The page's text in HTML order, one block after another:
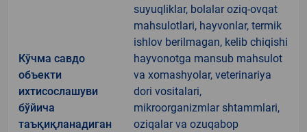
Кўчма савдо
объекти
ихтисослашуви
бўйича
таъқиқланадиган
suyuqliklar, bolalar oziq-ovqat
mahsulotlari, hayvonlar, termik
ishlov berilmagan, kelib chiqishi
hayvonotga mansub mahsulot
va xomashyolar, veterinariya
dori vositalari,
mikroorganizmlar shtammlari,
oziqalar va ozuqabop